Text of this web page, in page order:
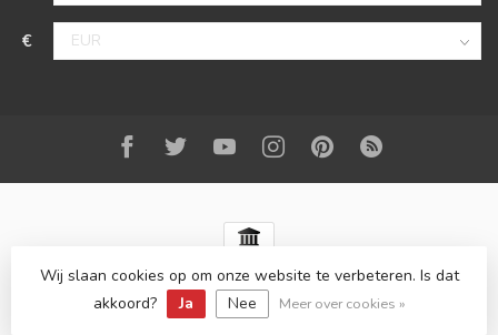
€
© Copyright 2026 Best-Carstyling- Powered byLightspeed-
Lightspeed design
Dyvelopment
Wij slaan cookies op om onze website te verbeteren. Is dat
akkoord?
Ja Nee Meer over cookies »